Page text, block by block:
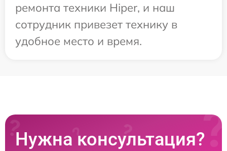
ремонта техники Hiper, и наш
сотрудник привезет технику в
удобное место и время.
Нужна консультация?